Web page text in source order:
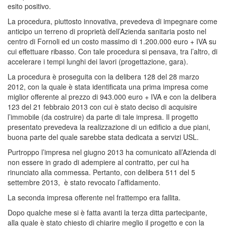
esito positivo.
La procedura, piuttosto innovativa, prevedeva di impegnare come
anticipo un terreno di proprietà dell’Azienda sanitaria posto nel
centro di Fornoli ed un costo massimo di 1.200.000 euro + IVA su
cui effettuare ribasso. Con tale procedura si pensava, tra l’altro, di
accelerare i tempi lunghi dei lavori (progettazione, gara).
La procedura è proseguita con la delibera 128 del 28 marzo
2012, con la quale è stata identificata una prima impresa come
miglior offerente al prezzo di 943.000 euro + IVA e con la delibera
123 del 21 febbraio 2013 con cui è stato deciso di acquisire
l’immobile (da costruire) da parte di tale impresa. Il progetto
presentato prevedeva la realizzazione di un edificio a due piani,
buona parte del quale sarebbe stata dedicata a servizi USL.
Purtroppo l’impresa nel giugno 2013 ha comunicato all’Azienda di
non essere in grado di adempiere al contratto, per cui ha
rinunciato alla commessa. Pertanto, con delibera 511 del 5
settembre 2013, è stato revocato l’affidamento.
La seconda impresa offerente nel frattempo era fallita.
Dopo qualche mese si è fatta avanti la terza ditta partecipante,
alla quale è stato chiesto di chiarire meglio il progetto e con la